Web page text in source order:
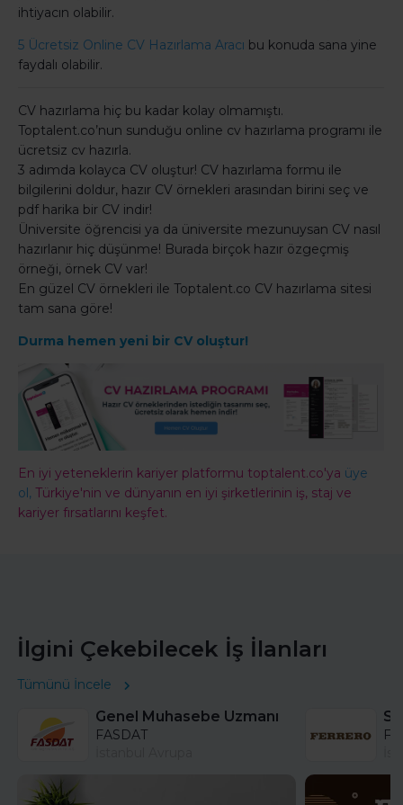
ihtiyacın olabilir.
5 Ücretsiz Online CV Hazırlama Aracı bu konuda sana yine
faydalı olabilir.
CV hazırlama hiç bu kadar kolay olmamıştı.
Toptalent.co’nun sunduğu online cv hazırlama programı ile
ücretsiz cv hazırla.
3 adımda kolayca CV oluştur! CV hazırlama formu ile
bilgilerini doldur, hazır CV örnekleri arasından birini seç ve
pdf harika bir CV indir!
Üniversite öğrencisi ya da üniversite mezunuysan CV nasıl
hazırlanır hiç düşünme! Burada birçok hazır özgeçmiş
örneği, örnek CV var!
En güzel CV örnekleri ile Toptalent.co CV hazırlama sitesi
tam sana göre!
Durma hemen yeni bir CV oluştur!
En iyi yeteneklerin kariyer platformu toptalent.co'ya üye
ol, Türkiye'nin ve dünyanın en iyi şirketlerinin iş, staj ve
kariyer fırsatlarını keşfet.
İlgini Çekebilecek İş İlanları
Tümünü İncele
Genel Muhasebe Uzmanı
FASDAT